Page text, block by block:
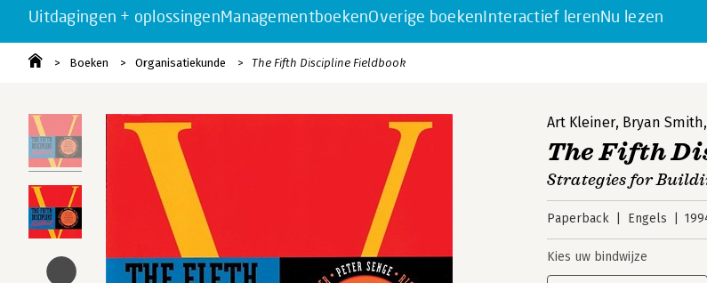
Uitdagingen + oplossingenManagementboekenOverige boekenInteractief lerenNu lezen
Boeken Organisatiekunde The Fifth Discipline Fieldbook
Art Kleiner, Bryan Smith
The Fifth
Strategies for
Paperback Engels
Kies uw bindwijze